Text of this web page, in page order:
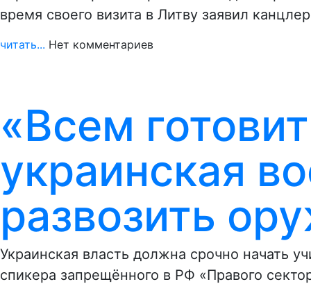
время своего визита в Литву заявил
читать... Нет комментариев
«Всем
украинская
развозить
Украинская власть должна срочно начать
спикера запрещённого в РФ «Правого